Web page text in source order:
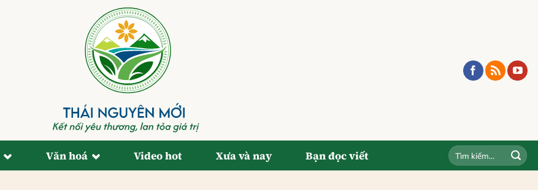
Văn hoá Video hot Xưa và nay Bạn đọc viết